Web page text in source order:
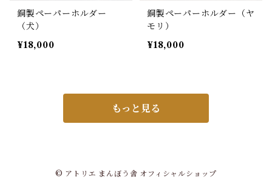
銅製ペーパーホルダー
（犬）
¥18,000
銅製ペーパーホルダー（ヤ
モリ）
¥18,000
もっと見る
© アトリエ まんぼう舎 オフィシャルショップ